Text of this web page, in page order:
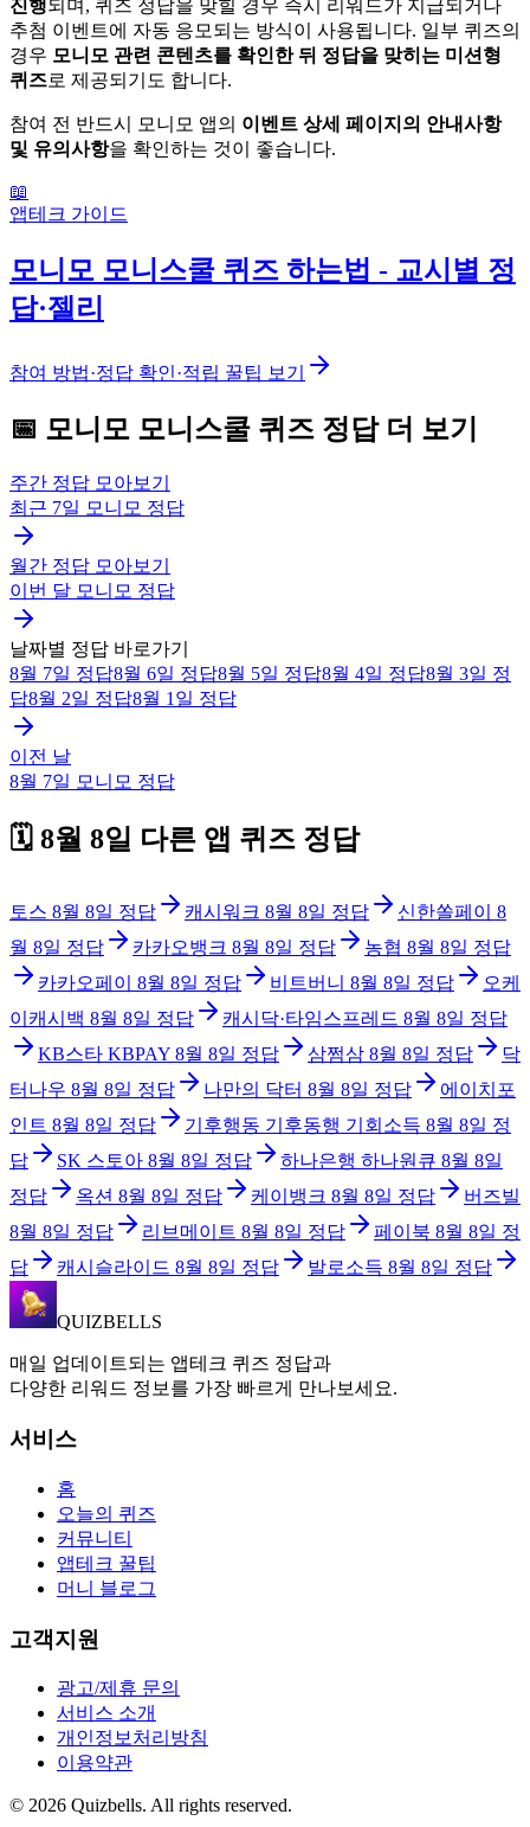
진행되며, 퀴즈 정답을 맞힐 경우 즉시 리워드가 지급되거나
추첨 이벤트에 자동 응모되는 방식이 사용됩니다. 일부 퀴즈의
경우 모니모 관련 콘텐츠를 확인한 뒤 정답을 맞히는 미션형
퀴즈로 제공되기도 합니다.
참여 전 반드시 모니모 앱의 이벤트 상세 페이지의 안내사항
및 유의사항을 확인하는 것이 좋습니다.
📖
앱테크 가이드
모니모 모니스쿨 퀴즈 하는법 - 교시별 정
답·젤리
참여 방법·정답 확인·적립 꿀팁 보기
📅 모니모 모니스쿨 퀴즈 정답 더 보기
주간 정답 모아보기
최근 7일 모니모 정답
월간 정답 모아보기
이번 달 모니모 정답
날짜별 정답 바로가기
8월 7일 정답8월 6일 정답8월 5일 정답8월 4일 정답8월 3일 정
답8월 2일 정답8월 1일 정답
이전 날
8월 7일 모니모 정답
🗓️ 8월 8일 다른 앱 퀴즈 정답
토스 8월 8일 정답 캐시워크 8월 8일 정답 신한쏠페이
8
월 8일 정답 카카오뱅크 8월 8일 정답 농협 8월 8일 정답
카카오페이
8월 8일 정답 비트버니 8월 8일 정답
오케
이캐시백 8월 8일 정답 캐시닥·타임스프레드 8월 8일 정답
KB스타 KBPAY 8월 8일 정답 삼쩜삼 8월 8일 정답
닥
터나우 8월 8일 정답 나만의 닥터 8월 8일 정답
에이치포
인트 8월 8일 정답 기후행동 기후동행 기회소득 8월 8일 정
답
SK 스토아 8월 8일 정답 하나은행 하나원큐 8월 8일
정답
옥션 8월 8일 정답 케이뱅크 8월 8일 정답
버즈빌
8월 8일 정답 리브메이트 8월 8일 정답 페이북 8월 8일 정
답
캐시슬라이드 8월 8일 정답 발로소득 8월 8일 정답
QUIZBELLS
매일 업데이트되는 앱테크 퀴즈 정답과
다양한 리워드 정보를 가장 빠르게 만나보세요.
서비스
홈
오늘의 퀴즈
커뮤니티
앱테크 꿀팁
머니 블로그
고객지원
광고/제휴 문의
서비스 소개
개인정보처리방침
이용약관
© 2026 Quizbells. All rights reserved.